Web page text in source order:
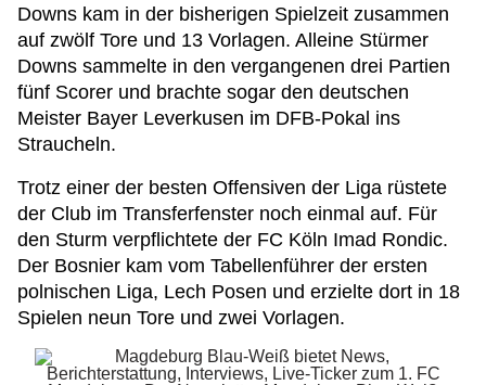
Downs kam in der bisherigen Spielzeit zusammen
auf zwölf Tore und 13 Vorlagen. Alleine Stürmer
Downs sammelte in den vergangenen drei Partien
fünf Scorer und brachte sogar den deutschen
Meister Bayer Leverkusen im DFB-Pokal ins
Straucheln.
Trotz einer der besten Offensiven der Liga rüstete
der Club im Transferfenster noch einmal auf. Für
den Sturm verpflichtete der FC Köln Imad Rondic.
Der Bosnier kam vom Tabellenführer der ersten
polnischen Liga, Lech Posen und erzielte dort in 18
Spielen neun Tore und zwei Vorlagen.